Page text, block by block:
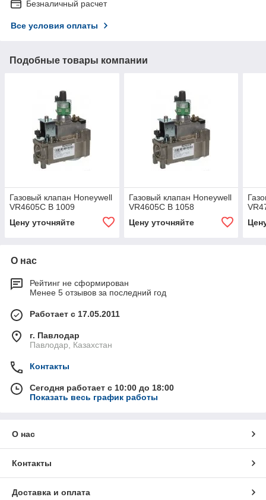
Безналичный расчет
Все условия оплаты
Подобные товары компании
Газовый клапан Honeywell
VR4605C B 1009
Цену уточняйте
Газовый клапан Honeywell
VR4605C B 1058
Цену уточняйте
О нас
Рейтинг не сформирован
Менее 5 отзывов за последний год
Работает с 17.05.2011
г. Павлодар
Павлодар, Казахстан
Контакты
Сегодня работает с 10:00 до 18:00
Показать весь график работы
О нас
Контакты
Доставка и оплата